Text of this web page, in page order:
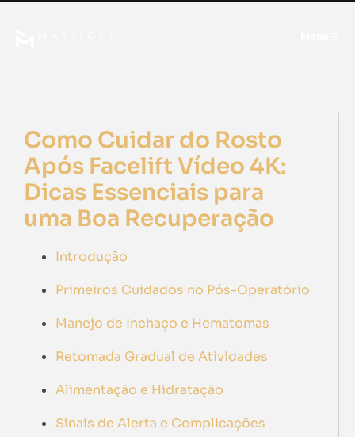
Como Cuidar do Rosto
Após Facelift Vídeo 4K:
Dicas Essenciais para
uma Boa Recuperação
Introdução
Primeiros Cuidados no Pós-Operatório
Manejo de Inchaço e Hematomas
Retomada Gradual de Atividades
Alimentação e Hidratação
Sinais de Alerta e Complicações